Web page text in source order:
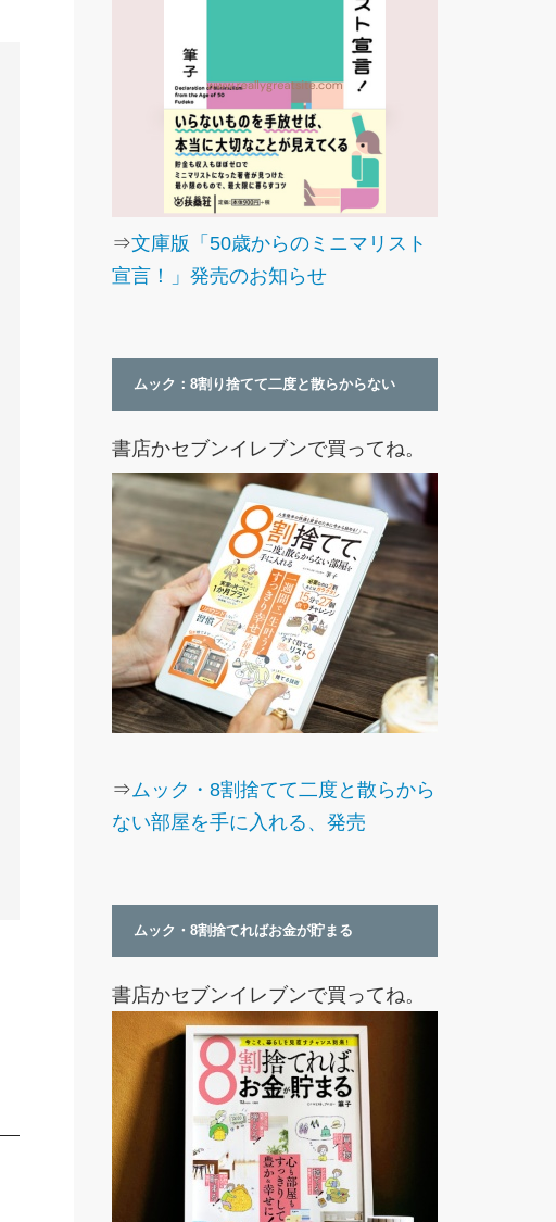
⇒文庫版「50歳からのミニマリスト
宣言！」発売のお知らせ
ムック：8割り捨てて二度と散らからない
書店かセブンイレブンで買ってね。
⇒ムック・8割捨てて二度と散らから
ない部屋を手に入れる、発売
ムック・8割捨てればお金が貯まる
書店かセブンイレブンで買ってね。